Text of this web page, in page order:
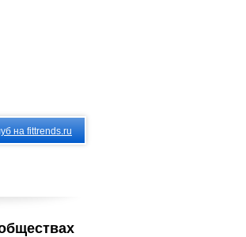
на fittrends.ru